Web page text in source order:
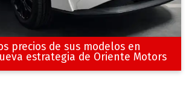
precios de sus modelos en
estrategia de Oriente Motors